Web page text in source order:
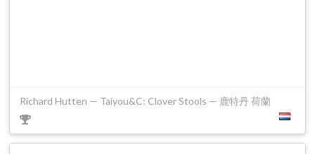
Richard Hutten — Taiyou&C: Clover Stools — 鹿特丹 荷蘭